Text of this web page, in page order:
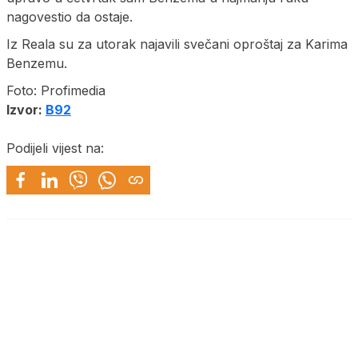
nagovestio da ostaje.
Iz Reala su za utorak najavili svečani oproštaj za Karima
Benzemu.
Foto: Profimedia
Izvor: B92
Podijeli vijest na: